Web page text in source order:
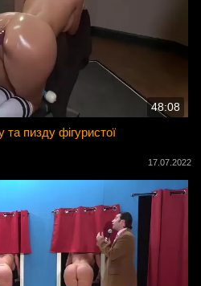
48:08
пизду фігуристої
17.07.2022